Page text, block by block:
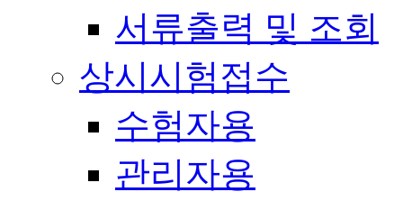
서류출력 및 조회
상시시험접수
수험자용
관리자용